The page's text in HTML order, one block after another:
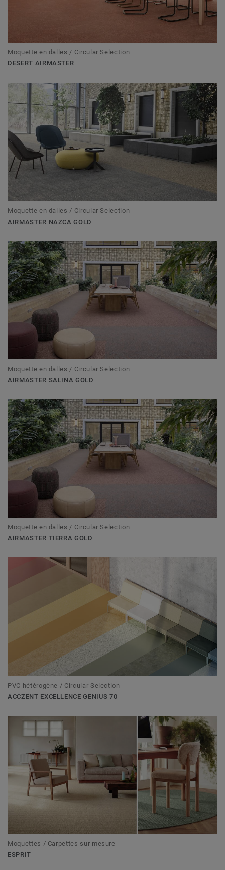
Moquette en dalles / Circular Selection
DESERT AIRMASTER
Moquette en dalles / Circular Selection
AIRMASTER NAZCA GOLD
Moquette en dalles / Circular Selection
AIRMASTER SALINA GOLD
Moquette en dalles / Circular Selection
AIRMASTER TIERRA GOLD
PVC hétérogène / Circular Selection
ACCZENT EXCELLENCE GENIUS 70
Moquettes / Carpettes sur mesure
ESPRIT